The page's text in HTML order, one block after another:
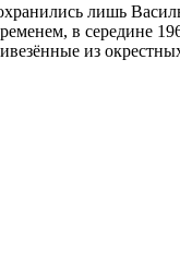
лишь
в середине
из